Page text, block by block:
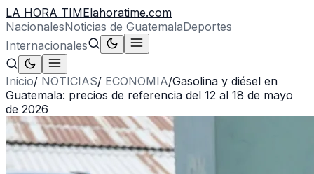
LA HORA TIMElahoratime.com
NacionalesNoticias de GuatemalaDeportes
Internacionales
Inicio/ NOTICIAS/ ECONOMIA/Gasolina y diésel en
Guatemala: precios de referencia del 12 al 18 de mayo
de 2026